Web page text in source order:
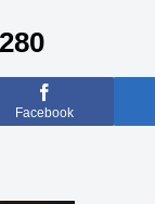
Facebook